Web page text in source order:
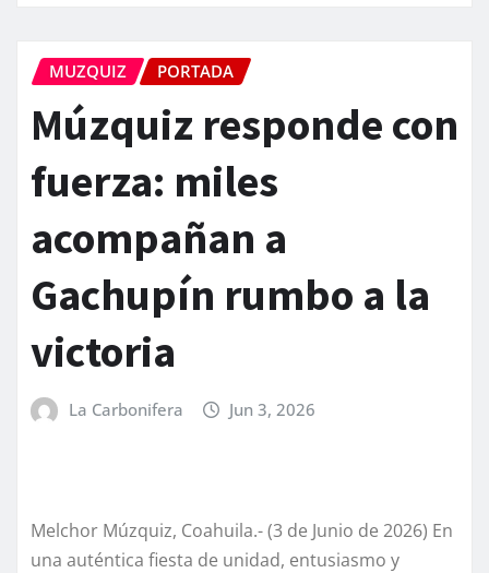
MUZQUIZ PORTADA
Múzquiz responde con
fuerza: miles
acompañan a
Gachupín rumbo a la
victoria
La Carbonifera Jun 3, 2026
Melchor Múzquiz, Coahuila.- (3 de Junio de 2026) En
una auténtica fiesta de unidad, entusiasmo y